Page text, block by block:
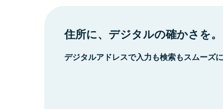
住所に、デジタルの確かさを。
デジタルアドレスで入力も検索もスムーズ